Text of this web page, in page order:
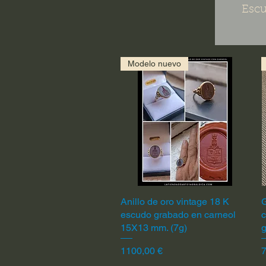
Vista rápida
Modelo nuevo
Anillo de oro vintage 18 K
escudo grabado en carneol
15X13 mm. (7g)
Precio
1100,00 €